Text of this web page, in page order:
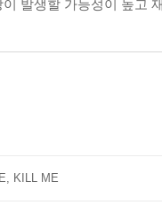
발생할 가능성이 높고
KILL ME